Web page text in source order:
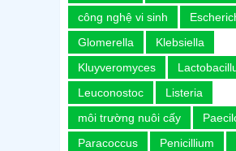
công nghệ vi sinh
Glomerella
Klebsiella
Kluyveromyces
Leuconostoc
Listeria
môi trường nuôi cấy
Paracoccus
Penicillium